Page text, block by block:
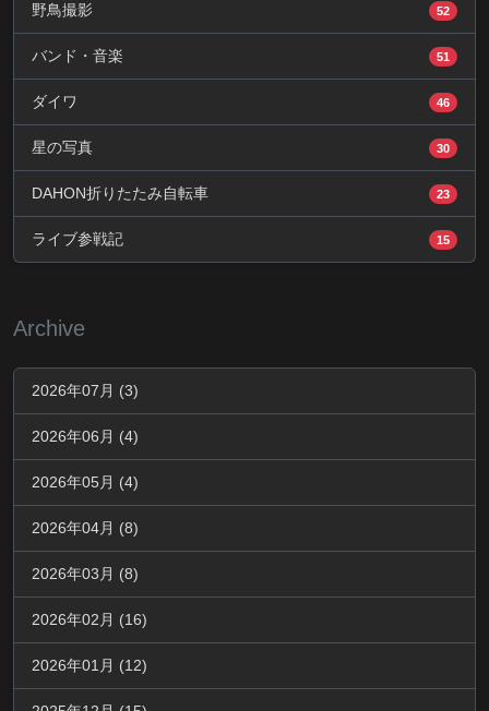
野鳥撮影 52
バンド・音楽 51
ダイワ 46
星の写真 30
DAHON折りたたみ自転車 23
ライブ参戦記 15
Archive
2026年07月 (3)
2026年06月 (4)
2026年05月 (4)
2026年04月 (8)
2026年03月 (8)
2026年02月 (16)
2026年01月 (12)